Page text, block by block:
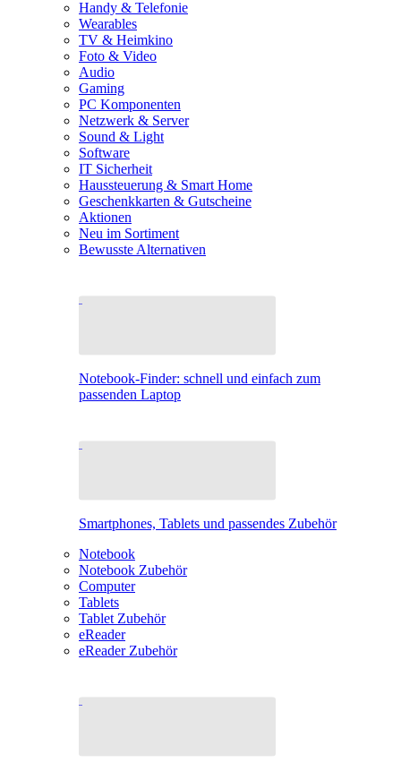
Handy & Telefonie
Wearables
TV & Heimkino
Foto & Video
Audio
Gaming
PC Komponenten
Netzwerk & Server
Sound & Light
Software
IT Sicherheit
Haussteuerung & Smart Home
Geschenkkarten & Gutscheine
Aktionen
Neu im Sortiment
Bewusste Alternativen
Notebook-Finder: schnell und einfach zum
passenden Laptop
Smartphones, Tablets und passendes Zubehör
Notebook
Notebook Zubehör
Computer
Tablets
Tablet Zubehör
eReader
eReader Zubehör